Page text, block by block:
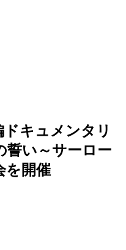
キュメンタリ
誓い～サーロー
を開催